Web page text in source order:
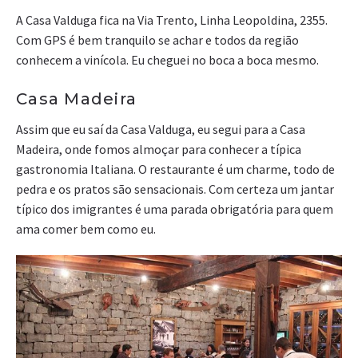
A Casa Valduga fica na Via Trento, Linha Leopoldina, 2355.
Com GPS é bem tranquilo se achar e todos da região
conhecem a vinícola. Eu cheguei no boca a boca mesmo.
Casa Madeira
Assim que eu saí da Casa Valduga, eu segui para a Casa
Madeira, onde fomos almoçar para conhecer a típica
gastronomia Italiana. O restaurante é um charme, todo de
pedra e os pratos são sensacionais. Com certeza um jantar
típico dos imigrantes é uma parada obrigatória para quem
ama comer bem como eu.